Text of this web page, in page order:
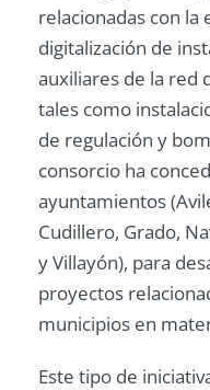
relacionadas con la
digitalización de
auxiliares de la red
tales como
de regulación y
consorcio ha
ayuntamientos
Cudillero, Grado,
y Villayón), para
proyectos
municipios en
Este tipo de